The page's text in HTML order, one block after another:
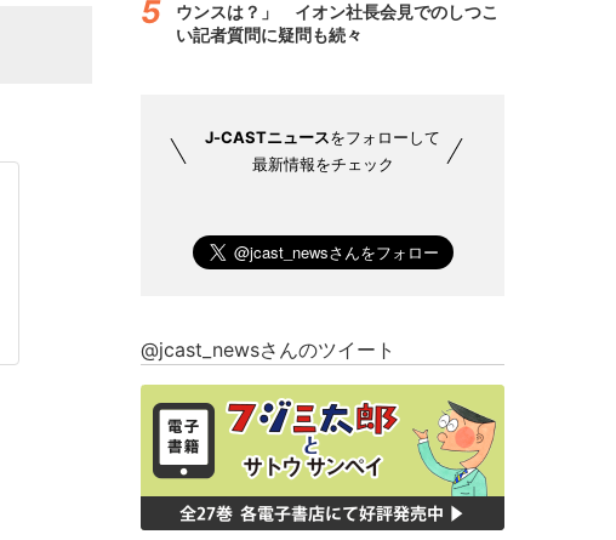
ウンスは？」 イオン社長会見でのしつこ
い記者質問に疑問も続々
J-CASTニュースをフォローして
最新情報をチェック
@jcast_newsさんのツイート